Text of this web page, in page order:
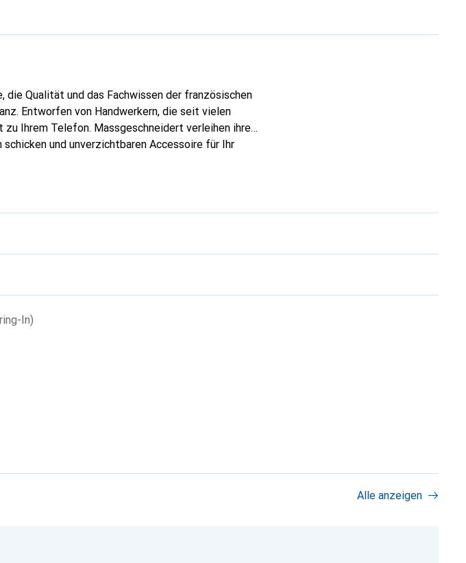
die Qualität und das Fachwissen der französischen
Entworfen von Handwerkern, die seit vielen
Ihrem Telefon. Massgeschneidert verleihen ihre
und unverzichtbaren Accessoire für Ihr
In)
Alle anzeigen